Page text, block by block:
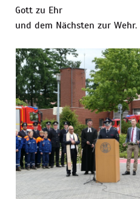
Gott zu Ehr
und dem Nächsten zur Wehr.